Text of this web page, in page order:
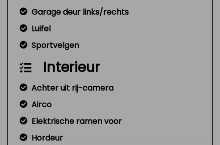
Garage deur links/rechts
Luifel
Sportvelgen
Interieur
Achter uit rij-camera
Airco
Elektrische ramen voor
Hordeur